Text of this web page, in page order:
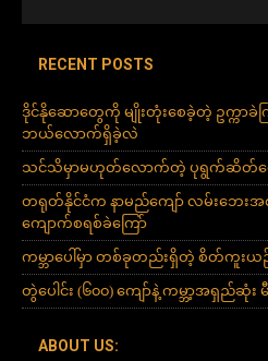
RECENT POSTS
ဒိုင်နိုဆောတွေကို မျိုးတုံးစေခဲ့တဲ့ ဥက္ကာခဲ
ဘယ်လောက်ရှိခဲ့လဲ
သင်သိမှာမဟုတ်လောက်တဲ့ ပုရွက်ဆိတ်တွေရဲ့
တရုတ်နိုင်ငံက နာမည်ကျော် လမ်းဘေးအ
ကျောက်စရစ်ခဲကြော်
ကမ္ဘာပေါ်မှာ တစ်ခုတည်းရှိတဲ့ စိတ်ကူးယ
တွဲပေါင်း (၆၀၀) ကျော်နဲ့ ကမ္ဘာ့အရှည်ဆုံး
ABOUT US: